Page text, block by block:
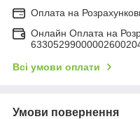
Оплата на
Онлайн Оплата на
Всі умови оплати
Умови повернення